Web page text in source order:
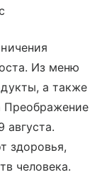
Из меню
а также
Преображение
августа.
здоровья,
человека.